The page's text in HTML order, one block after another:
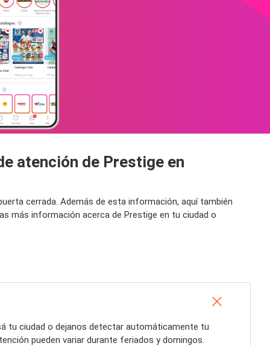
atención de Prestige en
cerrada. Además de esta información, aquí también
más información acerca de Prestige en tu ciudad o
tu ciudad o dejanos detectar automáticamente tu
pueden variar durante feriados y domingos.